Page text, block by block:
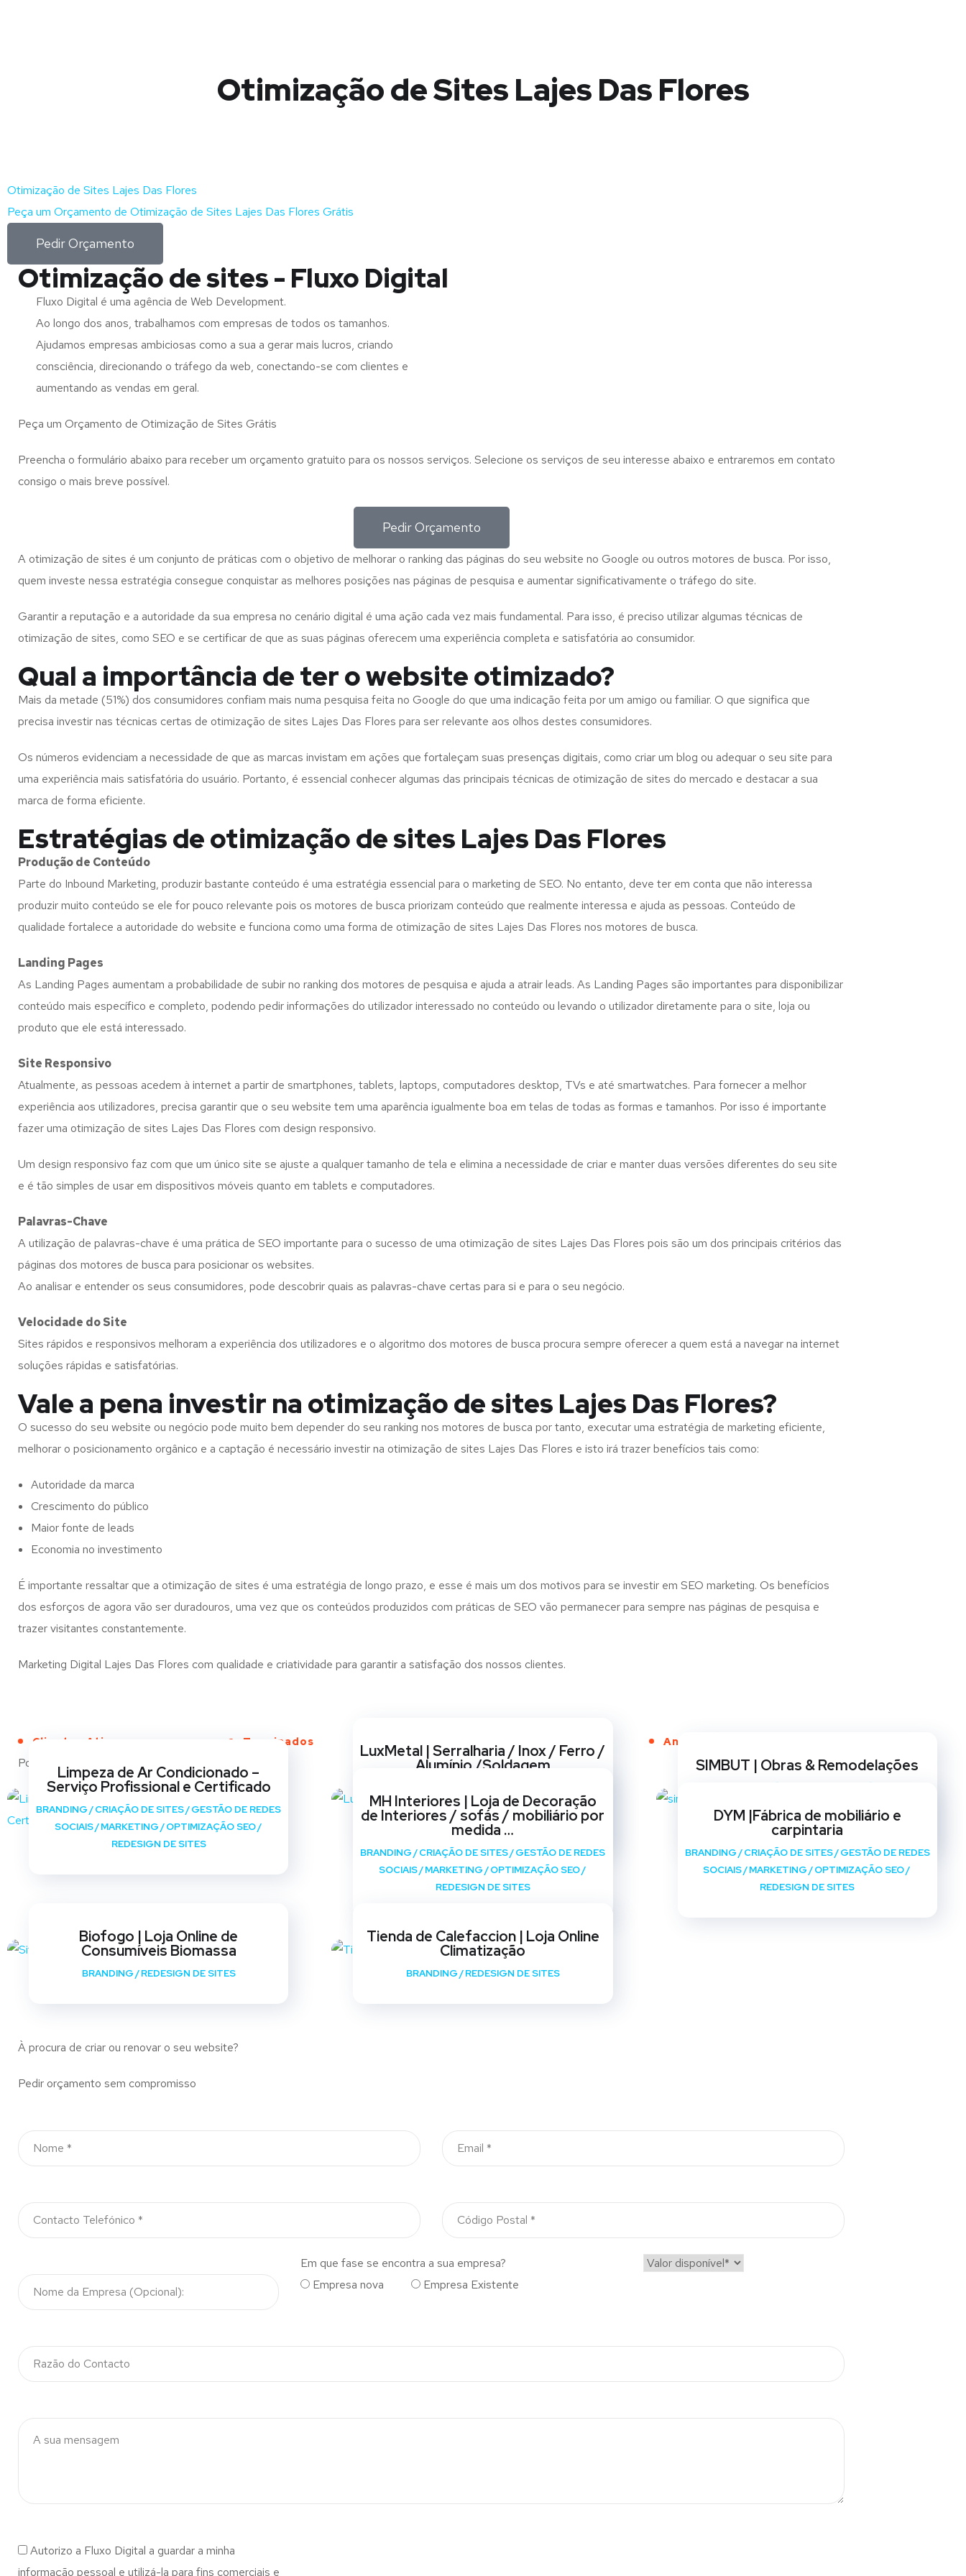
Otimização de Sites Lajes Das Flores
Otimização de Sites Lajes Das Flores
Peça um Orçamento de Otimização de Sites Lajes Das Flores Grátis
Pedir Orçamento
Otimização de sites - Fluxo Digital
Fluxo Digital é uma agência de Web Development.
Ao longo dos anos, trabalhamos com empresas de todos os tamanhos.
Ajudamos empresas ambiciosas como a sua a gerar mais lucros, criando
consciência, direcionando o tráfego da web, conectando-se com clientes e
aumentando as vendas em geral.
Peça um Orçamento de Otimização de Sites Grátis
Preencha o formulário abaixo para receber um orçamento gratuito para os nossos serviços. Selecione os serviços de seu interesse abaixo e entraremos em contato
consigo o mais breve possível.
Pedir Orçamento
A otimização de sites é um conjunto de práticas com o objetivo de melhorar o ranking das páginas do seu website no Google ou outros motores de busca. Por isso,
quem investe nessa estratégia consegue conquistar as melhores posições nas páginas de pesquisa e aumentar significativamente o tráfego do site.
Garantir a reputação e a autoridade da sua empresa no cenário digital é uma ação cada vez mais fundamental. Para isso, é preciso utilizar algumas técnicas de
otimização de sites, como SEO e se certificar de que as suas páginas oferecem uma experiência completa e satisfatória ao consumidor.
Qual a importância de ter o website otimizado?
Mais da metade (51%) dos consumidores confiam mais numa pesquisa feita no Google do que uma indicação feita por um amigo ou familiar. O que significa que
precisa investir nas técnicas certas de otimização de sites Lajes Das Flores para ser relevante aos olhos destes consumidores.
Os números evidenciam a necessidade de que as marcas invistam em ações que fortaleçam suas presenças digitais, como criar um blog ou adequar o seu site para
uma experiência mais satisfatória do usuário. Portanto, é essencial conhecer algumas das principais técnicas de otimização de sites do mercado e destacar a sua
marca de forma eficiente.
Estratégias de otimização de sites Lajes Das Flores
Produção de Conteúdo
Parte do Inbound Marketing, produzir bastante conteúdo é uma estratégia essencial para o marketing de SEO. No entanto, deve ter em conta que não interessa
produzir muito conteúdo se ele for pouco relevante pois os motores de busca priorizam conteúdo que realmente interessa e ajuda as pessoas. Conteúdo de
qualidade fortalece a autoridade do website e funciona como uma forma de otimização de sites Lajes Das Flores nos motores de busca.
Landing Pages
As Landing Pages aumentam a probabilidade de subir no ranking dos motores de pesquisa e ajuda a atrair leads. As Landing Pages são importantes para disponibilizar
conteúdo mais específico e completo, podendo pedir informações do utilizador interessado no conteúdo ou levando o utilizador diretamente para o site, loja ou
produto que ele está interessado.
Site Responsivo
Atualmente, as pessoas acedem à internet a partir de smartphones, tablets, laptops, computadores desktop, TVs e até smartwatches. Para fornecer a melhor
experiência aos utilizadores, precisa garantir que o seu website tem uma aparência igualmente boa em telas de todas as formas e tamanhos. Por isso é importante
fazer uma otimização de sites Lajes Das Flores com design responsivo.
Um design responsivo faz com que um único site se ajuste a qualquer tamanho de tela e elimina a necessidade de criar e manter duas versões diferentes do seu site
e é tão simples de usar em dispositivos móveis quanto em tablets e computadores.
Palavras-Chave
A utilização de palavras-chave é uma prática de SEO importante para o sucesso de uma otimização de sites Lajes Das Flores pois são um dos principais critérios das
páginas dos motores de busca para posicionar os websites.
Ao analisar e entender os seus consumidores, pode descobrir quais as palavras-chave certas para si e para o seu negócio.
Velocidade do Site
Sites rápidos e responsivos melhoram a experiência dos utilizadores e o algoritmo dos motores de busca procura sempre oferecer a quem está a navegar na internet
soluções rápidas e satisfatórias.
Vale a pena investir na otimização de sites Lajes Das Flores?
O sucesso do seu website ou negócio pode muito bem depender do seu ranking nos motores de busca por tanto, executar uma estratégia de marketing eficiente,
melhorar o posicionamento orgânico e a captação é necessário investir na otimização de sites Lajes Das Flores e isto irá trazer benefícios tais como:
Autoridade da marca
Crescimento do público
Maior fonte de leads
Economia no investimento
É importante ressaltar que a otimização de sites é uma estratégia de longo prazo, e esse é mais um dos motivos para se investir em SEO marketing. Os benefícios
dos esforços de agora vão ser duradouros, uma vez que os conteúdos produzidos com práticas de SEO vão permanecer para sempre nas páginas de pesquisa e
trazer visitantes constantemente.
Marketing Digital Lajes Das Flores com qualidade e criatividade para garantir a satisfação dos nossos clientes.
Clientes Ativos Terminados Anos de Serviço
Portfólio
Limpeza de Ar Condicionado –
Serviço Profissional e Certificado
BRANDING/CRIAÇÃO DE SITES/GESTÃO DE REDES
SOCIAIS/MARKETING/OPTIMIZAÇÃO SEO/
REDESIGN DE SITES
LuxMetal | Serralharia / Inox / Ferro /
Alumínio /Soldagem
SOCIAIS/ MARKETING/OPTIMIZAÇÃO SEO/
REDESIGN DE SITES
SIMBUT | Obras & Remodelações
REDESIGN DE SITES
MH Interiores | Loja de Decoração
de Interiores / sofás / mobiliário por
medida …
BRANDING /CRIAÇÃO DE SITES/GESTÃO DE REDES
SOCIAIS/MARKETING/OPTIMIZAÇÃO SEO/
REDESIGN DE SITES
DYM |Fábrica de mobiliário e
carpintaria
BRANDING/CRIAÇÃO DE SITES/GESTÃO DE REDES
SOCIAIS/MARKETING/OPTIMIZAÇÃO SEO/
REDESIGN DE SITES
Biofogo | Loja Online de
Consumíveis Biomassa
BRANDING/REDESIGN DE SITES
Tienda de Calefaccion | Loja Online
Climatização
BRANDING/REDESIGN DE SITES
À procura de criar ou renovar o seu website?
Pedir orçamento sem compromisso
Em que fase se encontra a sua empresa?
Empresa nova
Empresa Existente
Autorizo a Fluxo Digital a guardar a minha
informação pessoal e utilizá-la para fins comerciais e